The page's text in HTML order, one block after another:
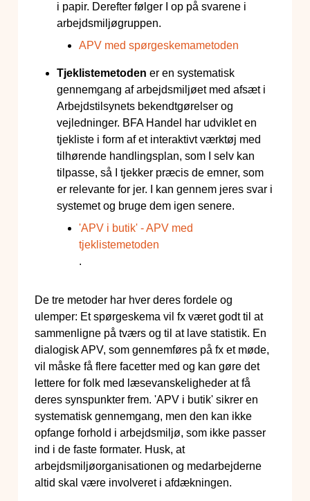
i papir. Derefter følger I op på svarene i
arbejdsmiljøgruppen.
APV med spørgeskemametoden
Tjeklistemetoden er en systematisk
gennemgang af arbejdsmiljøet med afsæt i
Arbejdstilsynets bekendtgørelser og
vejledninger. BFA Handel har udviklet en
tjekliste i form af et interaktivt værktøj med
tilhørende handlingsplan, som I selv kan
tilpasse, så I tjekker præcis de emner, som
er relevante for jer. I kan gennem jeres svar i
systemet og bruge dem igen senere.
'APV i butik' - APV med
tjeklistemetoden
.
De tre metoder har hver deres fordele og
ulemper: Et spørgeskema vil fx været godt til at
sammenligne på tværs og til at lave statistik. En
dialogisk APV, som gennemføres på fx et møde,
vil måske få flere facetter med og kan gøre det
lettere for folk med læsevanskeligheder at få
deres synspunkter frem. 'APV i butik' sikrer en
systematisk gennemgang, men den kan ikke
opfange forhold i arbejdsmiljø, som ikke passer
ind i de faste formater. Husk, at
arbejdsmiljøorganisationen og medarbejderne
altid skal være involveret i afdækningen.